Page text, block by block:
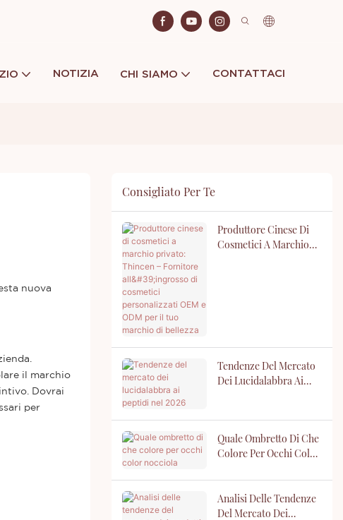
NOTIZIA CHI SIAMO CONTATTACI
nuova
il marchio
Dovrai
per
Consigliato Per Te
Produttore Cinese Di
Cosmetici A Marchio
Tendenze Del Mercato
Dei Lucidalabbra Ai
Quale Ombretto Di Che
Colore Per Occhi Color
Analisi Delle Tendenze
Del Mercato Dei